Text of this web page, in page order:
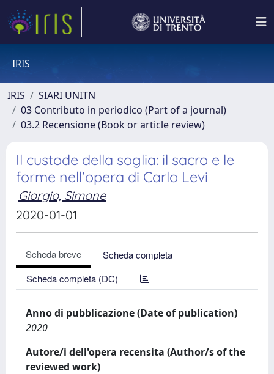
IRIS
IRIS
SIARI UNITN
03 Contributo in periodico (Part of a journal)
03.2 Recensione (Book or article review)
Il custode della soglia: il sacro e le
forme nell'opera di Carlo Levi
Giorgio, Simone
2020-01-01
Scheda breve
Scheda completa
Scheda completa (DC)
Anno di pubblicazione (Date of publication)
2020
Autore/i dell'opera recensita (Author/s of the
reviewed work)